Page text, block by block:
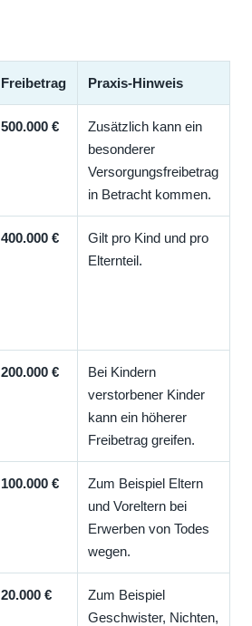
Freibetrag Praxis-Hinweis
500.000 €
Zusätzlich kann ein
besonderer
Versorgungsfreibetrag
in Betracht kommen.
400.000 €
Gilt pro Kind und pro
Elternteil.
200.000 €
Bei Kindern
verstorbener Kinder
kann ein höherer
Freibetrag greifen.
100.000 €
Zum Beispiel Eltern
und Voreltern bei
Erwerben von Todes
wegen.
20.000 €
Zum Beispiel
Geschwister, Nichten,